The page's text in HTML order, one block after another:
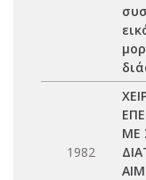
1982
ΜΕ